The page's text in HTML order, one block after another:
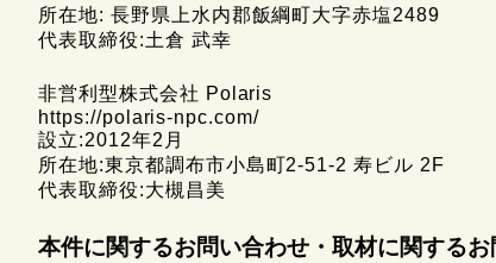
所在地: 長野県上水内郡飯綱町大字赤塩2489
代表取締役:土倉 武幸
非営利型株式会社 Polaris
https://polaris-npc.com/
設立:2012年2月
所在地:東京都調布市小島町2-51-2 寿ビル 2F
代表取締役:大槻昌美
本件に関するお問い合わせ・取材に関するお